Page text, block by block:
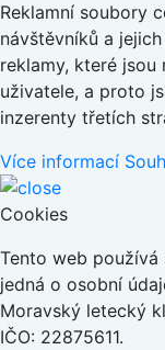
Reklamní soubory
návštěvníků a
reklamy, které
uživatele, a proto
inzerenty třetích
Více informací
Cookies
Tento web
jedná o osobní
Moravský letecký
IČO: 22875611.